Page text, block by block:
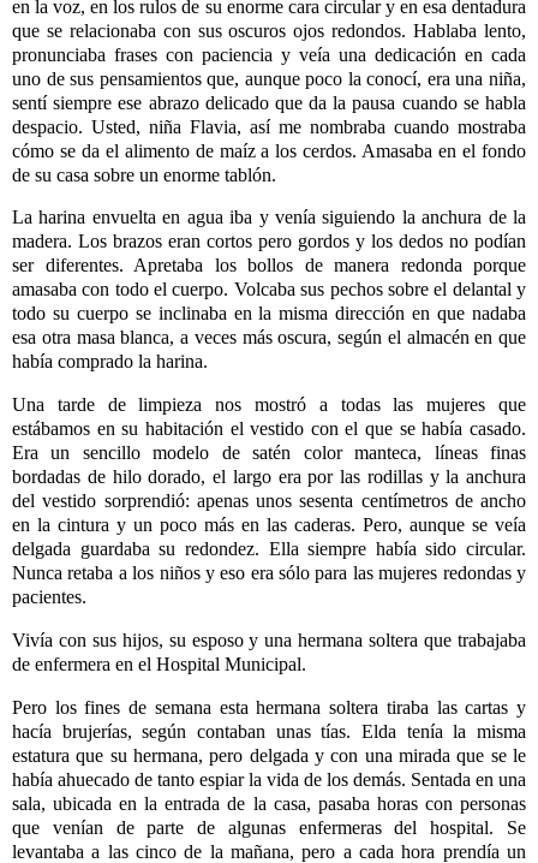
en la voz, en los rulos de su enorme cara circular y en esa dentadura
que se relacionaba con sus oscuros ojos redondos. Hablaba lento,
pronunciaba frases con paciencia y veía una dedicación en cada
uno de sus pensamientos que, aunque poco la conocí, era una niña,
sentí siempre ese abrazo delicado que da la pausa cuando se habla
despacio. Usted, niña Flavia, así me nombraba cuando mostraba
cómo se da el alimento de maíz a los cerdos. Amasaba en el fondo
de su casa sobre un enorme tablón.
La harina envuelta en agua iba y venía siguiendo la anchura de la
madera. Los brazos eran cortos pero gordos y los dedos no podían
ser diferentes. Apretaba los bollos de manera redonda porque
amasaba con todo el cuerpo. Volcaba sus pechos sobre el delantal y
todo su cuerpo se inclinaba en la misma dirección en que nadaba
esa otra masa blanca, a veces más oscura, según el almacén en que
había comprado la harina.
Una tarde de limpieza nos mostró a todas las mujeres que
estábamos en su habitación el vestido con el que se había casado.
Era un sencillo modelo de satén color manteca, líneas finas
bordadas de hilo dorado, el largo era por las rodillas y la anchura
del vestido sorprendió: apenas unos sesenta centímetros de ancho
en la cintura y un poco más en las caderas. Pero, aunque se veía
delgada guardaba su redondez. Ella siempre había sido circular.
Nunca retaba a los niños y eso era sólo para las mujeres redondas y
pacientes.
Vivía con sus hijos, su esposo y una hermana soltera que trabajaba
de enfermera en el Hospital Municipal.
Pero los fines de semana esta hermana soltera tiraba las cartas y
hacía brujerías, según contaban unas tías. Elda tenía la misma
estatura que su hermana, pero delgada y con una mirada que se le
había ahuecado de tanto espiar la vida de los demás. Sentada en una
sala, ubicada en la entrada de la casa, pasaba horas con personas
que venían de parte de algunas enfermeras del hospital. Se
levantaba a las cinco de la mañana, pero a cada hora prendía un